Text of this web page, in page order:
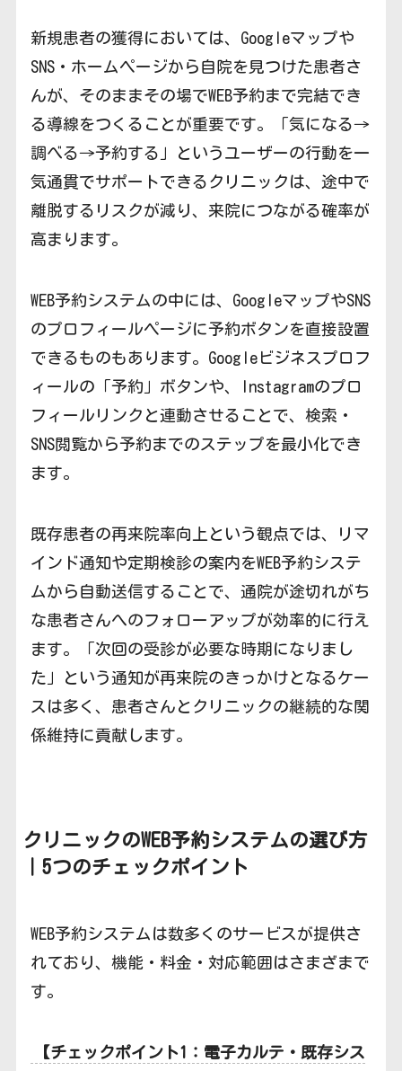
新規患者の獲得においては、Googleマップや
SNS・ホームページから自院を見つけた患者さ
んが、そのままその場でWEB予約まで完結でき
る導線をつくることが重要です。「気になる→
調べる→予約する」というユーザーの行動を一
気通貫でサポートできるクリニックは、途中で
離脱するリスクが減り、来院につながる確率が
高まります。
WEB予約システムの中には、GoogleマップやSNS
のプロフィールページに予約ボタンを直接設置
できるものもあります。Googleビジネスプロフ
ィールの「予約」ボタンや、Instagramのプロ
フィールリンクと連動させることで、検索・
SNS閲覧から予約までのステップを最小化でき
ます。
既存患者の再来院率向上という観点では、リマ
インド通知や定期検診の案内をWEB予約システ
ムから自動送信することで、通院が途切れがち
な患者さんへのフォローアップが効率的に行え
ます。「次回の受診が必要な時期になりまし
た」という通知が再来院のきっかけとなるケー
スは多く、患者さんとクリニックの継続的な関
係維持に貢献します。
クリニックのWEB予約システムの選び方
｜5つのチェックポイント
WEB予約システムは数多くのサービスが提供さ
れており、機能・料金・対応範囲はさまざまで
す。
【チェックポイント1：電子カルテ・既存シス